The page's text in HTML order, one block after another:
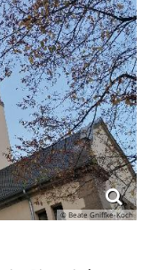
© Beate Gniffke-Koch